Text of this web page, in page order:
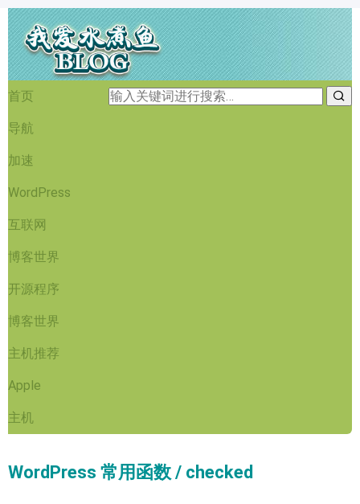
首页
导航
加速
WordPress
互联网
博客世界
开源程序
博客世界
主机推荐
Apple
主机
WordPress 常用函数 / checked